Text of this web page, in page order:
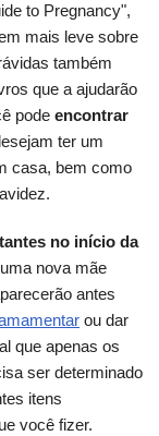
to Pregnancy",
mais leve sobre
também
que a ajudarão
pode encontrar
ter um
casa, bem como
no início da
nova mãe
antes
ou dar
que apenas os
ser determinado
itens
você fizer.